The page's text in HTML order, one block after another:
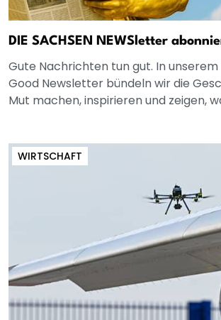
DIE SACHSEN NEWSletter
Gute Nachrichten tun gut. In
Good Newsletter bündeln wir die
Mut machen, inspirieren und zeigen,
WIRTSCHAFT